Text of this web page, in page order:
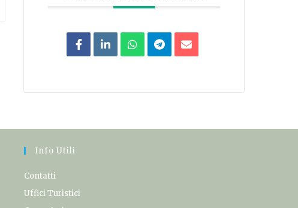
Info Utili
Contatti
Uffici Turistici